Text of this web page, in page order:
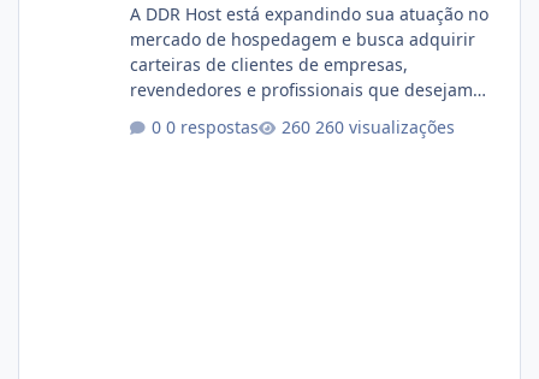
A DDR Host está expandindo sua atuação no
mercado de hospedagem e busca adquirir
carteiras de clientes de empresas,
revendedores e profissionais que desejam
operação. Se você possui clientes ativos de
0 respostas 260 visualizações